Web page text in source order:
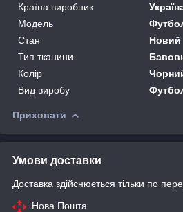
Країна виробник
Модель
Стан
Новий
Тип тканини
Колір
Вид виробу
Приховати
Умови доставки
Доставка здійснюється тільки по
Нова Пошта